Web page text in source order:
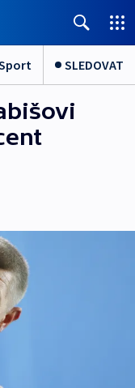
SLEDOVAT